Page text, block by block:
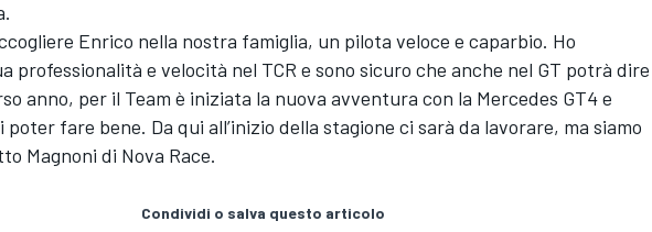
Enrico nella nostra famiglia, un pilota veloce e caparbio. Ho
professionalità e velocità nel TCR e sono sicuro che anche nel GT potrà dire
anno, per il Team è iniziata la nuova avventura con la Mercedes GT4 e
fare bene. Da qui all’inizio della stagione ci sarà da lavorare, ma siamo
Magnoni di Nova Race.
Condividi o salva questo articolo